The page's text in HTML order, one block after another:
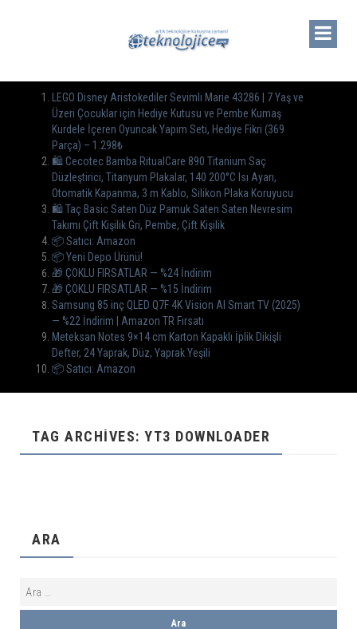
LEGO Disney Aristokediler Sevimli Marie 43286 | 7 Yaş ve
Üzeri Çocuklar için Hediye Kutusu ve Pembe Kumaş
Kurdele İçeren Oyuncak Yapım Seti, Hediye Fikri (369
Parça) – 1.298₺
🛍️ Cecotec Bamba RitualCare 890 Titanium Saç
Düzleştirici, Titanyum Plakalar, 140 200°C Isı Ayarı,
Otomatik Kapanma, 3 m Kablo, Silikon Plaka Koruyucu
🛍️ Taç Basic Saten Düz Pamuk Saten Saten Nevresim
Takımı Çift Kişilik Gri, Pembe, Çift Kişilik
📦 Satıcı: Amazon
📦 Yeni Depo Ürünü!
🎁 ÇOKLU FIRSATLAR — %24 İndirim
🎁 ÇOKLU FIRSATLAR — %15 İndirim
Samsung 85 inç QLED Q7F 4K Vision AI Smart TV (2025)
— %22 İndirim | Amazon TR Fırsatı
Meteksan Notes 9×14 cm Karton Kapaklı İplik Dikişli
Defter, 24 Yaprak, Düz, Yaprak Yeşili
📦 Satıcı: Amazon
TAG ARCHIVES: YT3 DOWNLOADER
ARA